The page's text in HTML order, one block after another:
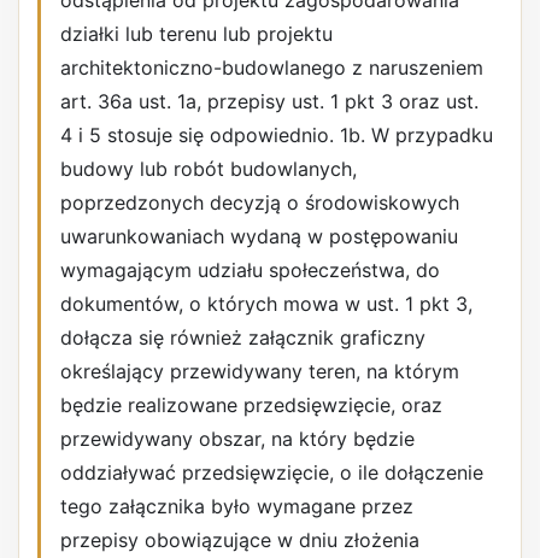
działki lub terenu lub projektu
architektoniczno-budowlanego z naruszeniem
art. 36a ust. 1a, przepisy ust. 1 pkt 3 oraz ust.
4 i 5 stosuje się odpowiednio. 1b. W przypadku
budowy lub robót budowlanych,
poprzedzonych decyzją o środowiskowych
uwarunkowaniach wydaną w postępowaniu
wymagającym udziału społeczeństwa, do
dokumentów, o których mowa w ust. 1 pkt 3,
dołącza się również załącznik graficzny
określający przewidywany teren, na którym
będzie realizowane przedsięwzięcie, oraz
przewidywany obszar, na który będzie
oddziaływać przedsięwzięcie, o ile dołączenie
tego załącznika było wymagane przez
przepisy obowiązujące w dniu złożenia